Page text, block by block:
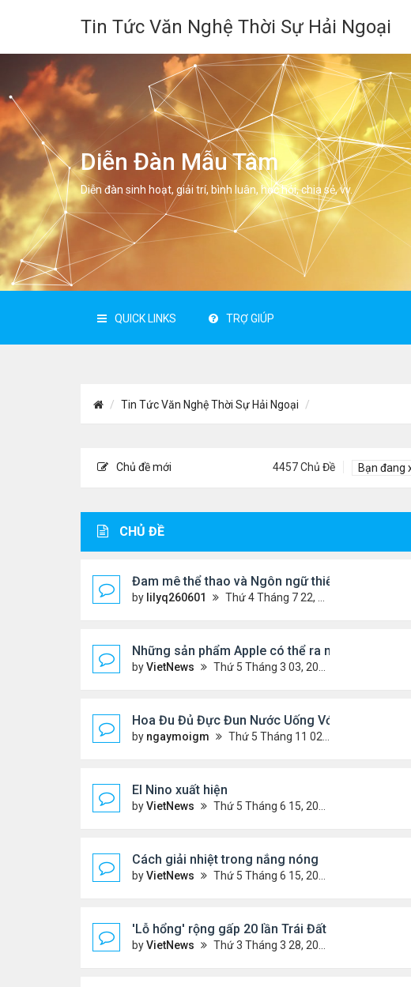
Tin Tức Văn Nghệ Thời Sự Hải Ngoại
Diễn Đàn Mẫu Tâm
Diễn đàn sinh hoạt, giải trí, bình luân, học hỏi, chia sẻ, vv.
QUICK LINKS TRỢ GIÚP
Tin Tức Văn Nghệ Thời Sự Hải Ngoại
Chủ đề mới 4457 Chủ Đề Bạn đang
CHỦ ĐỀ
Đam mê thể thao và Ngôn ngữ thiết kế: Góc
by lilyq260601 Thứ 4 Tháng 7 22, 2026 7:13 pm
Những sản phẩm Apple có thể ra mắt ngày 8/3
byVietNews Thứ 5 Tháng 3 03, 2022 12:34 pm
Hoa Đu Đủ Đực Đun Nước Uống Với Những Tác
by ngaymoigm Thứ 5 Tháng 11 02, 2023 4:44 am
El Nino xuất hiện
byVietNews Thứ 5 Tháng 6 15, 2023 10:42 am
Cách giải nhiệt trong nắng nóng
byVietNews Thứ 5 Tháng 6 15, 2023 10:40 am
'Lỗ hổng' rộng gấp 20 lần Trái Đất xuất hiện trên
byVietNews Thứ 3 Tháng 3 28, 2023 5:56 pm